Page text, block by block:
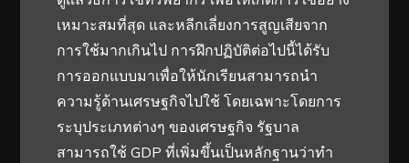
เหมาะสมที่สุด และหลีกเลี่ยงการสูญเสียจาก
การใช้มากเกินไป การฝึกปฏิบัติต่อไปนี้ได้รับ
การออกแบบมาเพื่อให้นักเรียนสามารถนำ
ความรู้ด้านเศรษฐกิจไปใช้ โดยเฉพาะโดยการ
ระบุประเภทต่างๆ ของเศรษฐกิจ รัฐบาล
สามารถใช้ GDP ที่เพิ่มขึ้นเป็นหลักฐานว่าทำ